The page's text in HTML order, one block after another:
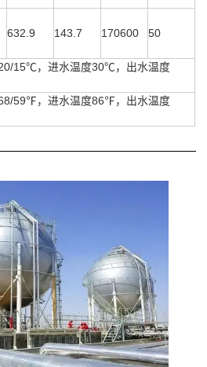
632.9 143.7 170600 50
15℃，进水温度30℃，出水温度
59℉，进水温度86℉，出水温度